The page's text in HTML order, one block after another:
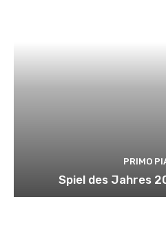
PRIMO
Spiel des Jahres